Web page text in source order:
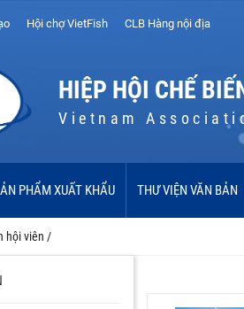
Hội chợ VietFish CLB Hàng nội địa
HIỆP HỘI CHẾ
Vietnam
PHẨM XUẤT KHẨU THƯ VIỆN VĂN BẢN
hội viên /